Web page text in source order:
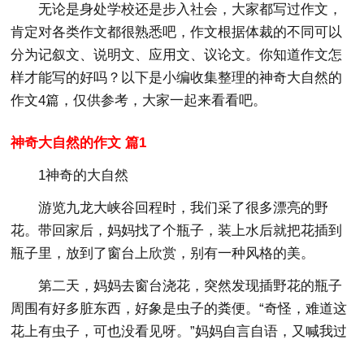
无论是身处学校还是步入社会，大家都写过作文，
肯定对各类作文都很熟悉吧，作文根据体裁的不同可以
分为记叙文、说明文、应用文、议论文。你知道作文怎
样才能写的好吗？以下是小编收集整理的神奇大自然的
作文4篇，仅供参考，大家一起来看看吧。
神奇大自然的作文 篇1
1神奇的大自然
游览九龙大峡谷回程时，我们采了很多漂亮的野
花。带回家后，妈妈找了个瓶子，装上水后就把花插到
瓶子里，放到了窗台上欣赏，别有一种风格的美。
第二天，妈妈去窗台浇花，突然发现插野花的瓶子
周围有好多脏东西，好象是虫子的粪便。“奇怪，难道这
花上有虫子，可也没看见呀。”妈妈自言自语，又喊我过